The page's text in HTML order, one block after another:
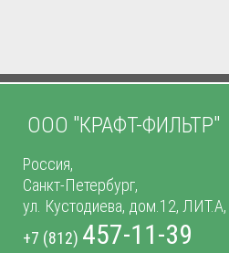
ООО "КРАФТ-ФИЛЬТР"
Россия,
Санкт-Петербург,
ул. Кустодиева, дом.12,
+7 (812) 457-11-39